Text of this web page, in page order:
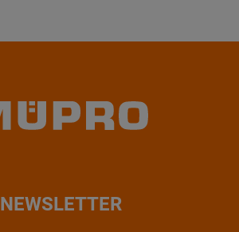
NEWSLETTER